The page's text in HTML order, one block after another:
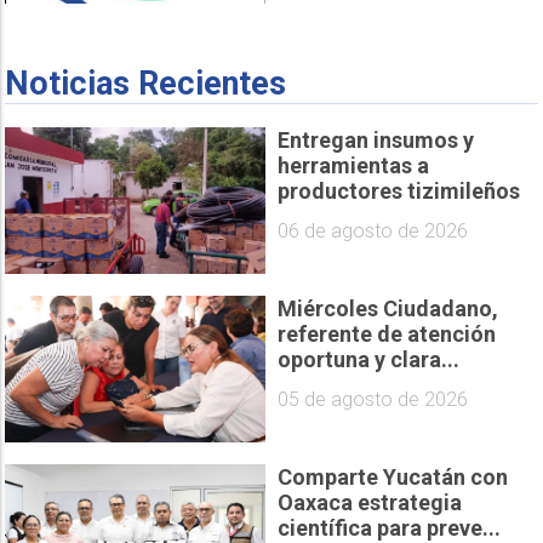
Noticias Recientes
Entregan insumos y
herramientas a
productores tizimileños
06 de agosto de 2026
Miércoles Ciudadano,
referente de atención
oportuna y clara...
05 de agosto de 2026
Comparte Yucatán con
Oaxaca estrategia
científica para preve...